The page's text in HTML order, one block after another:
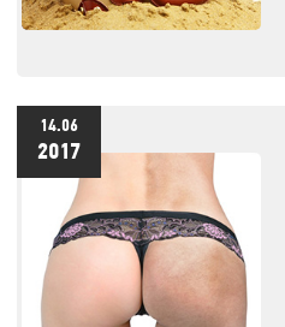
14.06
2017